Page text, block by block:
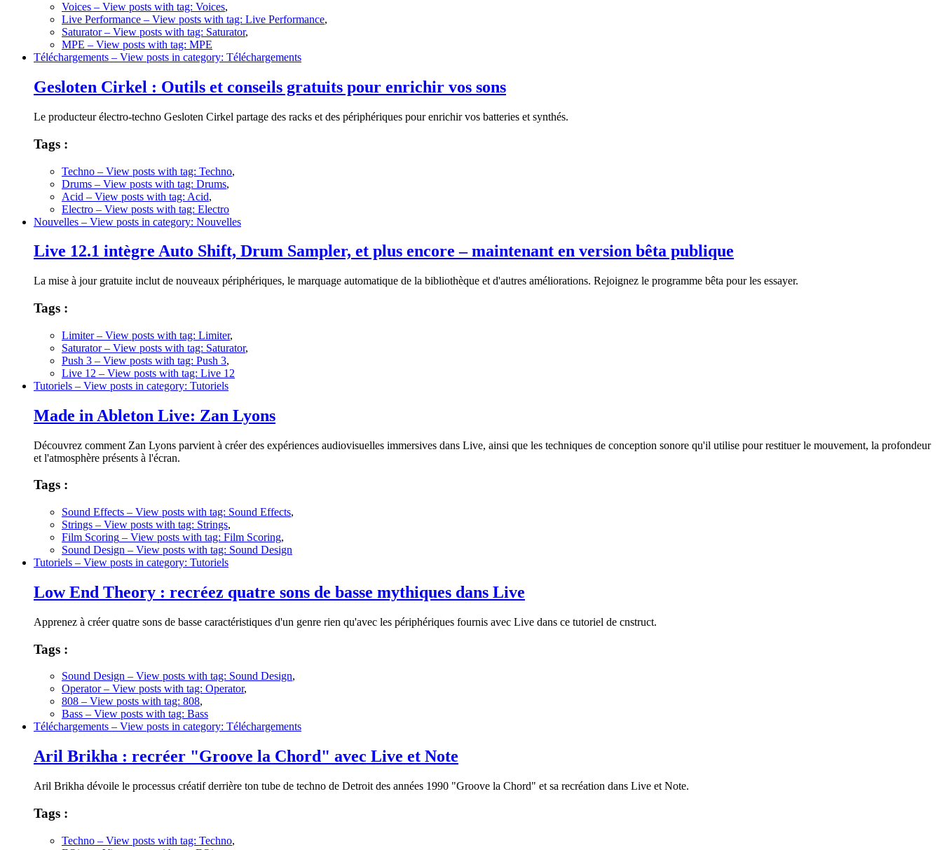
Voices – View posts with tag: Voices,
Live Performance – View posts with tag: Live Performance,
Saturator– View posts with tag: Saturator,
MPE – View posts with tag: MPE
Téléchargements – View posts in category: Téléchargements
Gesloten Cirkel : Outils et conseils gratuits pour enrichir vos sons
Le producteur électro-techno Gesloten Cirkel partage des racks et des périphériques pour enrichir vos batteries et synthés.
Tags :
Techno – View posts with tag: Techno,
Drums – View posts with tag: Drums,
Acid – View posts with tag: Acid,
Electro – View posts with tag: Electro
Nouvelles – View posts in category: Nouvelles
Live 12.1 intègre Auto Shift, Drum Sampler, et plus encore – maintenant en version bêta publique
La mise à jour gratuite inclut de nouveaux périphériques, le marquage automatique de la bibliothèque et d'autres améliorations. Rejoignez le programme bêta pour les essayer.
Tags :
Limiter– View posts with tag: Limiter,
Saturator– View posts with tag: Saturator,
Push 3 – View posts with tag: Push 3,
Live 12 – View posts with tag: Live 12
Tutoriels – View posts in category: Tutoriels
Made in Ableton Live: Zan Lyons
Découvrez comment Zan Lyons parvient à créer des expériences audiovisuelles immersives dans Live, ainsi que les techniques de conception sonore qu'il utilise pour restituer le mouvement, la profondeur
et l'atmosphère présents à l'écran.
Tags :
Sound Effects – View posts with tag: Sound Effects,
Strings – View posts with tag: Strings,
Film Scoring – View posts with tag: Film Scoring,
Sound Design – View posts with tag: Sound Design
Tutoriels – View posts in category: Tutoriels
Low End Theory : recréez quatre sons de basse mythiques dans Live
Apprenez à créer quatre sons de basse caractéristiques d'un genre rien qu'avec les périphériques fournis avec Live dans ce tutoriel de cnstruct.
Tags :
Sound Design – View posts with tag: Sound Design,
Operator– View posts with tag: Operator,
808 – View posts with tag: 808,
Bass – View posts with tag: Bass
Téléchargements – View posts in category: Téléchargements
Aril Brikha : recréer "Groove la Chord" avec Live et Note
Aril Brikha dévoile le processus créatif derrière ton tube de techno de Detroit des années 1990 "Groove la Chord" et sa recréation dans Live et Note.
Tags :
Techno – View posts with tag: Techno,